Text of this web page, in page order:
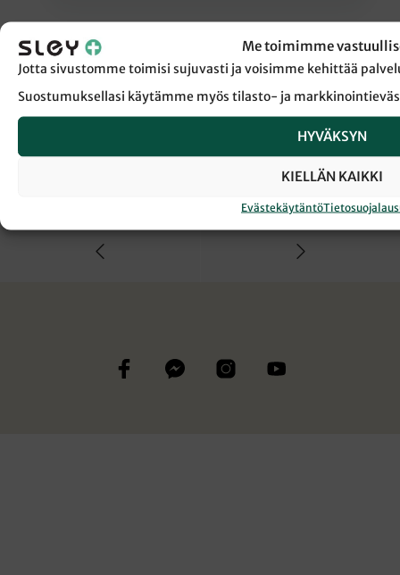
Me toimimme
Jotta sivustomme toimisi sujuvasti ja voisimme kehittää
Suostumuksellasi käytämme myös tilasto- ja
HYVÄKSYN
KIELLÄN KAIKKI
Evästekäytäntö
← Takaisin Sanansaattaja-lehden etusivulle
KIRKOLLISKOKOUSEDUSTAJA